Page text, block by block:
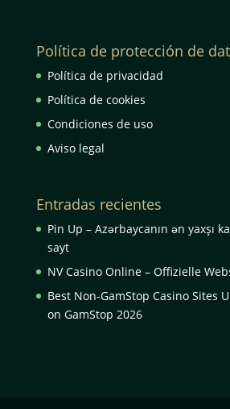
Política de protección de
Política de privacidad
Política de cookies
Condiciones de uso
Aviso legal
Entradas recientes
Pin Up – Azərbaycanın ən yaxşı
sayt
NV Casino Online – Offizielle
Best Non-GamStop Casino Sites
on GamStop 2026